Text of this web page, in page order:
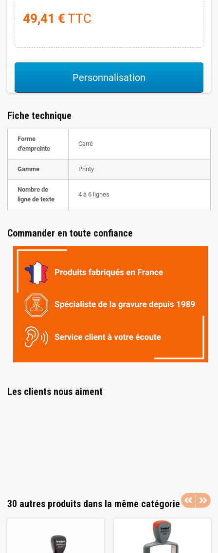
49,41 € TTC
Personnalisation
Fiche technique
Forme
d'empreinte
Carré
Gamme Printy
Nombre de
ligne de texte
4 à 6 lignes
Commander en toute confiance
Les clients nous aiment
30 autres produits dans la même catégorie